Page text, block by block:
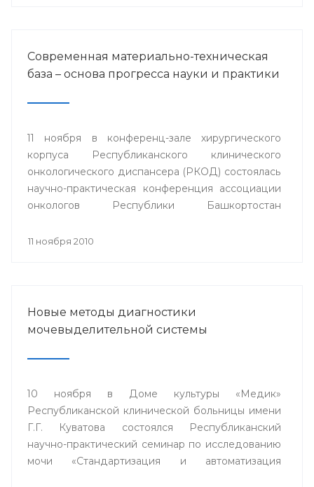
Современная материально-техническая
база – основа прогресса науки и практики
11 ноября в конференц-зале хирургического
корпуса Республиканского клинического
онкологического диспансера (РКОД) состоялась
научно-практическая конференция ассоциации
онкологов Республики Башкортостан
основа прогресса онкологической науки и
11 ноября 2010
Новые методы диагностики
мочевыделительной системы
10 ноября в Доме культуры «Медик»
Республиканской клинической больницы имени
Г.Г. Куватова состоялся Республиканский
научно-практический семинар по исследованию
мочи «Стандартизация и автоматизация